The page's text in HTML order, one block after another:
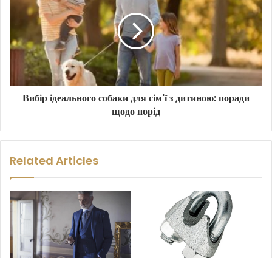
Вибір ідеального собаки для сім'ї з дитиною: поради
щодо порід
Related Articles